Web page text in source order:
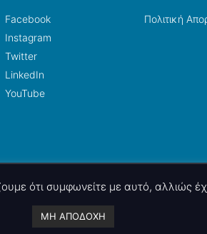
Facebook
Instagram
Twitter
LinkedIn
YouTube
Πολιτική
nettings, ltd . Powered by
ότι συμφωνείτε με αυτό, αλλιώς
ΜΗ ΑΠΟΔΟΧΗ